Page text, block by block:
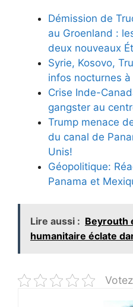
Démission de
au Groenland :
deux nouveaux
Syrie, Kosovo,
infos nocturnes
Crise Inde-
gangster au
Trump menace
du canal de
Unis!
Géopolitique:
Panama et
Lire aussi : Beyrouth
humanitaire éclate